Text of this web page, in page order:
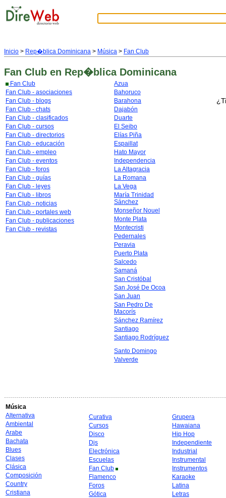
Inicio > Rep�blica Dominicana > Música > Fan Club
Fan Club en Rep�blica Dominicana
Fan Club
Fan Club - asociaciones
Fan Club - blogs
Fan Club - chats
Fan Club - clasificados
Fan Club - cursos
Fan Club - directorios
Fan Club - educación
Fan Club - empleo
Fan Club - eventos
Fan Club - foros
Fan Club - guías
Fan Club - leyes
Fan Club - libros
Fan Club - noticias
Fan Club - portales web
Fan Club - publicaciones
Fan Club - revistas
Azua
Bahoruco
Barahona
Dajabón
Duarte
El Seibo
Elías Piña
Espaillat
Hato Mayor
Independencia
La Altagracia
La Romana
La Vega
María Trinidad
Sánchez
Monseñor Nouel
Monte Plata
Montecristi
Pedernales
Peravia
Puerto Plata
Salcedo
Samaná
San Cristóbal
San José De Ocoa
San Juan
San Pedro De
Macorís
Sánchez Ramírez
Santiago
Santiago Rodríguez
Santo Domingo
Valverde
Música
Alternativa
Ambiental
Arabe
Bachata
Blues
Clases
Clásica
Composición
Country
Cristiana
Curativa
Cursos
Disco
Djs
Electrónica
Escuelas
Fan Club
Flamenco
Foros
Gótica
Grupera
Hawaiana
Hip Hop
Independiente
Industrial
Instrumental
Instrumentos
Karaoke
Latina
Letras